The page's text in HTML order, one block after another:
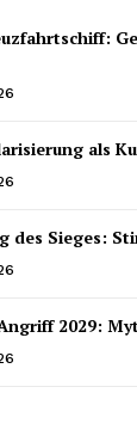
als
des Sieges:
2029: